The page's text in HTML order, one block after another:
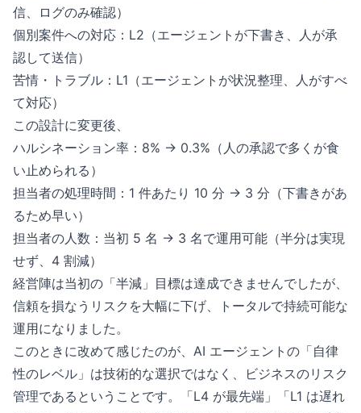
信、ログのみ確認）
個別案件への対応：L2（エージェントが下書き、人が承
認して送信）
苦情・トラブル：L1（エージェントが状況整理、人がすべ
て対応）
この設計に変更後、
ハルシネーション率：8% → 0.3%（人の承認で多くが食
い止められる）
担当者の処理時間：1 件あたり 10 分 → 3 分（下書きがあ
るため早い）
担当者の人数：当初 5 名 → 3 名で運用可能（半分は実現
せず、4 割減）
経営陣は当初の「半減」目標は達成できませんでしたが、
信頼を損なうリスクを大幅に下げ、トータルで持続可能な
運用になりました。
このときに改めて感じたのが、AI エージェントの「自律
性のレベル」は技術的な選択ではなく、ビジネスのリスク
管理であるということです。「L4 が最先端」「L1 は遅れ